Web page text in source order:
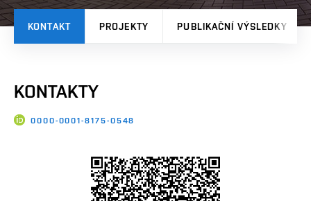
KONTAKT PROJEKTY PUBLIKAČNÍ VÝSLEDKY
KONTAKTY
0000-0001-8175-0548